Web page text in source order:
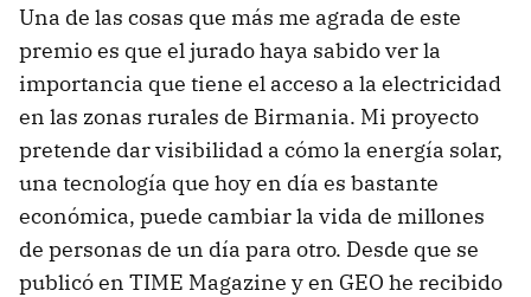
Una de las cosas que más me agrada de este
premio es que el jurado haya sabido ver la
importancia que tiene el acceso a la electricidad
en las zonas rurales de Birmania. Mi proyecto
pretende dar visibilidad a cómo la energía solar,
una tecnología que hoy en día es bastante
económica, puede cambiar la vida de millones
de personas de un día para otro. Desde que se
publicó en TIME Magazine y en GEO he recibido